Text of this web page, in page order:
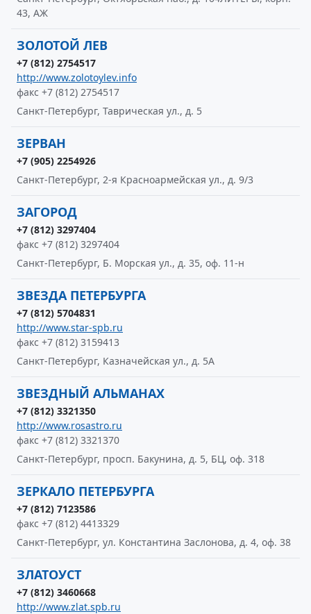
43, АЖ
ЗОЛОТОЙ ЛЕВ
+7 (812) 2754517
http://www.zolotoylev.info
факс +7 (812) 2754517
Санкт-Петербург, Таврическая ул., д. 5
ЗЕРВАН
+7 (905) 2254926
Санкт-Петербург, 2-я Красноармейская ул., д. 9/3
ЗАГОРОД
+7 (812) 3297404
факс +7 (812) 3297404
Санкт-Петербург, Б. Морская ул., д. 35, оф. 11-н
ЗВЕЗДА ПЕТЕРБУРГА
+7 (812) 5704831
http://www.star-spb.ru
факс +7 (812) 3159413
Санкт-Петербург, Казначейская ул., д. 5А
ЗВЕЗДНЫЙ АЛЬМАНАХ
+7 (812) 3321350
http://www.rosastro.ru
факс +7 (812) 3321370
Санкт-Петербург, просп. Бакунина, д. 5, БЦ, оф. 318
ЗЕРКАЛО ПЕТЕРБУРГА
+7 (812) 7123586
факс +7 (812) 4413329
Санкт-Петербург, ул. Константина Заслонова, д. 4, оф. 38
ЗЛАТОУСТ
+7 (812) 3460668
http://www.zlat.spb.ru